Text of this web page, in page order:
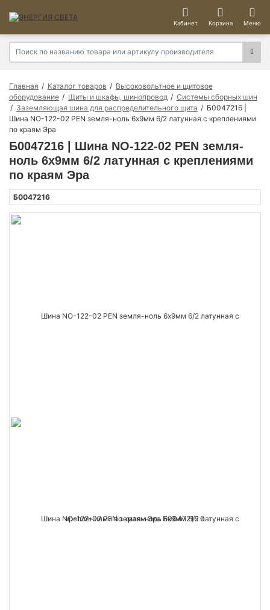
Кабинет Корзина Меню
Главная Каталог товаров
Высоковольтное и щитовое
оборудование
Щиты и шкафы, шинопровод
Системы сборных шин
Заземляющая шина для распределительного щита
Б0047216 |
Шина NO-122-02 PEN земля-ноль 6х9мм 6/2 латунная с креплениями
по краям Эра
Б0047216 | Шина NO-122-02 PEN земля-
ноль 6х9мм 6/2 латунная с креплениями
по краям Эра
Б0047216